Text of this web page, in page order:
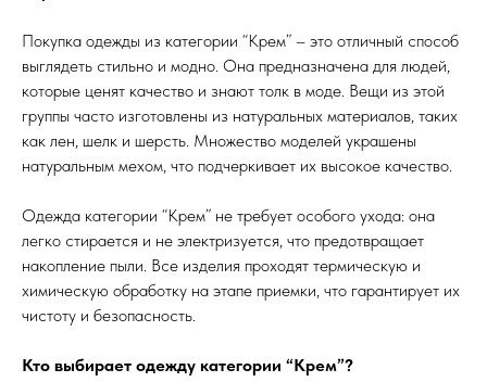
Покупка одежды из категории “Крем” – это отличный способ
выглядеть стильно и модно. Она предназначена для людей,
которые ценят качество и знают толк в моде. Вещи из этой
группы часто изготовлены из натуральных материалов, таких
как лен, шелк и шерсть. Множество моделей украшены
натуральным мехом, что подчеркивает их высокое качество.
Одежда категории “Крем” не требует особого ухода: она
легко стирается и не электризуется, что предотвращает
накопление пыли. Все изделия проходят термическую и
химическую обработку на этапе приемки, что гарантирует их
чистоту и безопасность.
Кто выбирает одежду категории “Крем”?